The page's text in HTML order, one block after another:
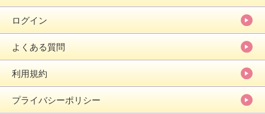
ログイン
よくある質問
利用規約
プライバシーポリシー